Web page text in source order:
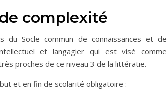
complexité
du Socle commun de connaissances et de
et langagier qui est visé comme
proches de ce niveau 3 de la littératie.
et en fin de scolarité obligatoire :